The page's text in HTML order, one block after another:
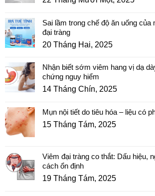
Sai lầm trong chế độ ăn uống
đại tràng
20 Tháng Hai, 2025
Nhận biết sớm viêm hang vị dạ
chứng nguy hiểm
14 Tháng Chín, 2025
Mụn nội tiết do tiêu hóa – liệu có
15 Tháng Tám, 2025
Viêm đại tràng co thắt: Dấu hiệu,
cách ổn định
19 Tháng Tám, 2025